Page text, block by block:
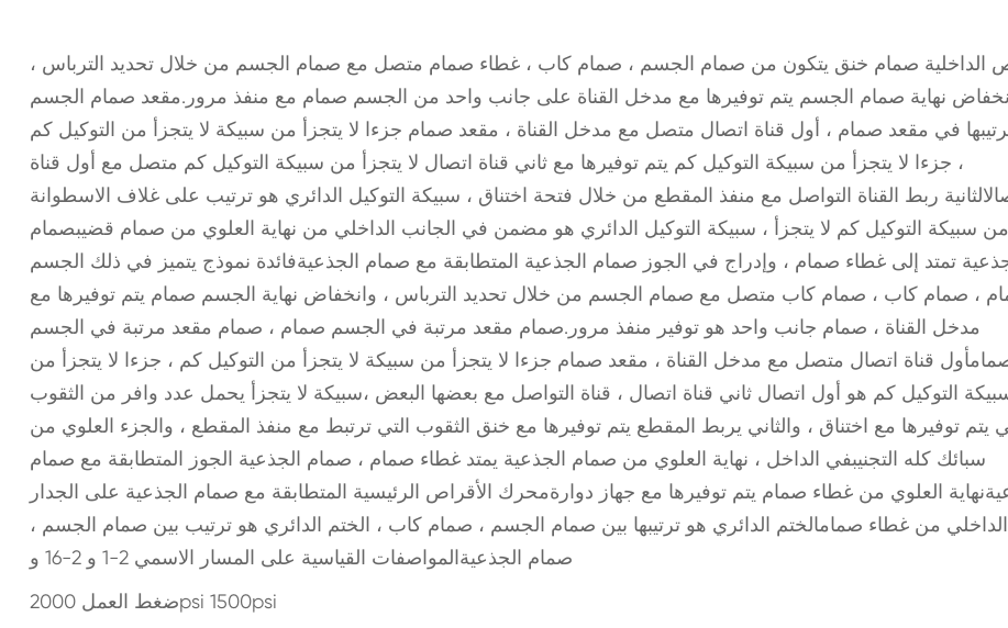
الداخلية صمام خنق يتكون من صمام الجسم ، صمام كاب ، غطاء صمام متصل مع صمام الجسم من خلال تحديد الترباس ،
نهاية صمام الجسم يتم توفيرها مع مدخل القناة على جانب واحد من الجسم صمام مع منفذ مرور.مقعد صمام الجسم
في مقعد صمام ، أول قناة اتصال متصل مع مدخل القناة ، مقعد صمام جزءا لا يتجزأ من سبيكة لا يتجزأ من التوكيل كم
، جزءا لا يتجزأ من سبيكة التوكيل كم يتم توفيرها مع ثاني قناة اتصال لا يتجزأ من سبيكة التوكيل كم متصل مع أول قناة
ربط القناة التواصل مع منفذ المقطع من خلال فتحة اختناق ، سبيكة التوكيل الدائري هو ترتيب على غلاف الاسطوانة
من سبيكة التوكيل كم لا يتجزأ ، سبيكة التوكيل الدائري هو مضمن في الجانب الداخلي من نهاية العلوي من صمام قضيبصمام
تمتد إلى غطاء صمام ، وإدراج في الجوز صمام الجذعية المتطابقة مع صمام الجذعيةفائدة نموذج يتميز في ذلك الجسم
، صمام كاب ، صمام كاب متصل مع صمام الجسم من خلال تحديد الترباس ، وانخفاض نهاية الجسم صمام يتم توفيرها مع
مدخل القناة ، صمام جانب واحد هو توفير منفذ مرور.صمام مقعد مرتبة في الجسم صمام ، صمام مقعد مرتبة في الجسم
قناة اتصال متصل مع مدخل القناة ، مقعد صمام جزءا لا يتجزأ من سبيكة لا يتجزأ من التوكيل كم ، جزءا لا يتجزأ من
التوكيل كم هو أول اتصال ثاني قناة اتصال ، قناة التواصل مع بعضها البعض ،سبيكة لا يتجزأ يحمل عدد وافر من الثقوب
يتم توفيرها مع اختناق ، والثاني يربط المقطع يتم توفيرها مع خنق الثقوب التي ترتبط مع منفذ المقطع ، والجزء العلوي من
سبائك كله التجنيبفي الداخل ، نهاية العلوي من صمام الجذعية يمتد غطاء صمام ، صمام الجذعية الجوز المتطابقة مع صمام
العلوي من غطاء صمام يتم توفيرها مع جهاز دوارةمحرك الأقراص الرئيسية المتطابقة مع صمام الجذعية على الجدار
الداخلي من غطاء صمامالختم الدائري هو ترتيبها بين صمام الجسم ، صمام كاب ، الختم الدائري هو ترتيب بين صمام الجسم ،
صمام الجذعيةالمواصفات القياسية على المسار الاسمي 2-1 و 2-16 و
ضغط العمل 2000psi 1500psi